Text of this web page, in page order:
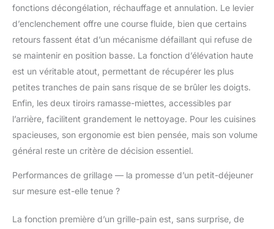
Ce grille-pain combine
parfaitement
raffinement pour
apporter du caractère à
votre cuisine.
fonctions décongélation, réchauffage et annulation. Le levier
d’enclenchement offre une course fluide, bien que certains
retours fassent état d’un mécanisme défaillant qui refuse de
se maintenir en position basse. La fonction d’élévation haute
est un véritable atout, permettant de récupérer les plus
petites tranches de pain sans risque de se brûler les doigts.
Enfin, les deux tiroirs ramasse-miettes, accessibles par
l’arrière, facilitent grandement le nettoyage. Pour les cuisines
spacieuses, son ergonomie est bien pensée, mais son volume
général reste un critère de décision essentiel.
Performances de grillage — la promesse d’un petit-déjeuner
sur mesure est-elle tenue ?
La fonction première d’un grille-pain est, sans surprise, de